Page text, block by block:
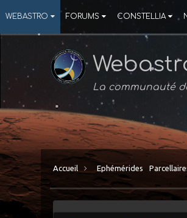
WEBASTRO FORUMS CONSTELLIA
La communauté
Accueil Ephémérides